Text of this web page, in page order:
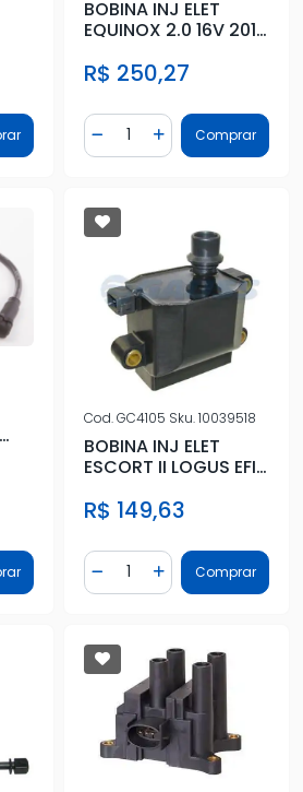
BOBINA INJ ELET
EQUINOX 2.0 16V 2017
R$ 250,27
Diminuir Quantidade
Quantidade
AdicionarComprar
Cod.GC4105 Sku.10039518
BOBINA INJ ELET
ESCORT II LOGUS EFI
R$ 149,63
Diminuir Quantidade
Quantidade
AdicionarComprar